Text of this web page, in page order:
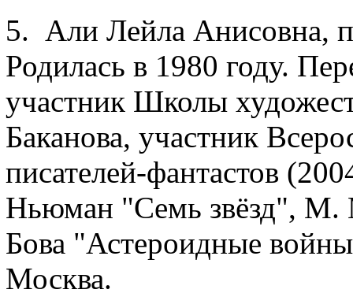
5. Али Лейла Анисовна,
Родилась в 1980 году.
участник Школы
Баканова, участник
писателей-фантастов
Ньюман "Семь звёзд", М.
Бова "Астероидные
Москва.